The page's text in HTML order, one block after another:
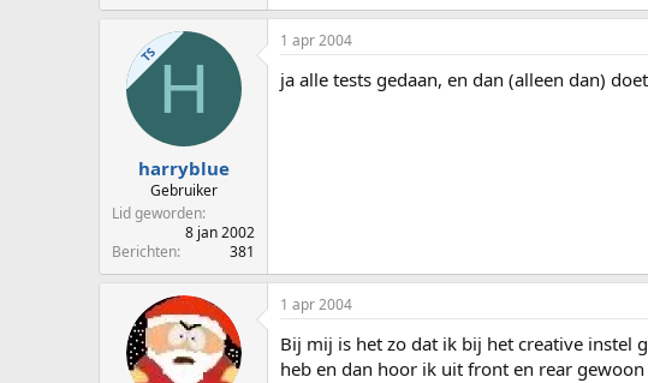
TS H
harryblue
Gebruiker
Lid geworden
8 jan 2002
Berichten
381
1 apr 2004
ja alle tests gedaan, en dan (alleen dan)
1 apr 2004
Bij mij is het zo dat ik bij het creative instel
heb en dan hoor ik uit front en rear gewoon